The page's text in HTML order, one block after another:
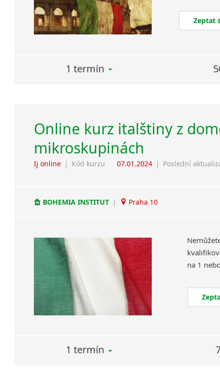
Zeptat
1 termín
Online kurz italštiny z
mikroskupinách
Ij online | Kód kurzu 07.01.2024 | Poslední
BOHEMIA INSTITUT | Praha 10
1 termín